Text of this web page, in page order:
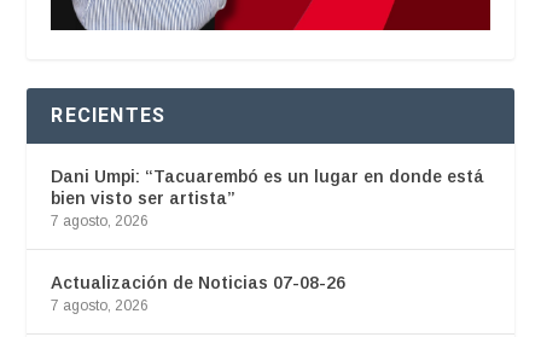
RECIENTES
Dani Umpi: “Tacuarembó es un lugar en donde está
bien visto ser artista”
7 agosto, 2026
Actualización de Noticias 07-08-26
7 agosto, 2026